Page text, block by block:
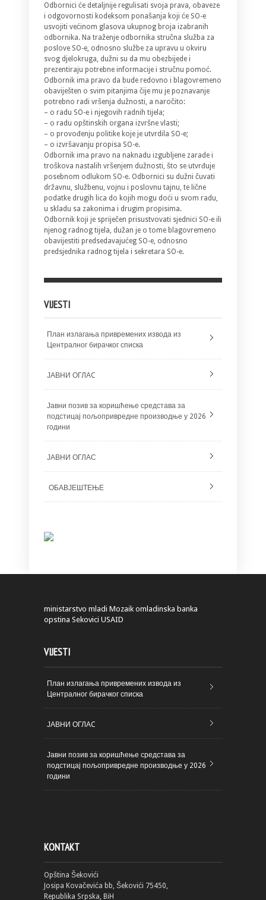
Odbornici će detaljnije regulisati svoja prava, obaveze
i odgovornosti kodeksom ponašanja koji će SO-e
usvojiti većinom glasova ukupnog broja izabranih
odbornika. Na traženje odbornika stručna služba za
poslove SO-e, odnosno službe za upravu u okviru
svog djelokruga, dužni su da mu obezbijede i
prezentiraju potrebne informacije i stručnu pomoć.
Odbornik ima pravo da bude redovno i blagovremeno
obaviješten o svim pitanjima čije mu je poznavanje
potrebno radi vršenja dužnosti, a naročito:
– o radu SO-e i njegovih radnih tijela;
– o radu opštinskih organa izvršne vlasti;
– o provođenju politike koje je utvrdila SO-e;
– o izvršavanju propisa SO-e.
Odbornik ima pravo na naknadu izgubljene zarade i
troškova nastalih vršenjem dužnosti, što se utvrđuje
posebnom odlukom SO-e. Odbornici su dužni čuvati
državnu, službenu, vojnu i poslovnu tajnu, te lične
podatke drugih lica do kojih mogu doći u svom radu,
u skladu sa zakonima i drugim propisima.
Odbornik koji je spriječen prisustvovati sjednici SO-e ili
njenog radnog tijela, dužan je o tome blagovremeno
obavijestiti predsedavajućeg SO-e, odnosno
predsjednika radnog tijela i sekretara SO-e.
VIJESTI
План излагања привремених извода из
Централног бирачког списка
ЈАВНИ ОГЛАC
Јавни позив за коришћење средстава за
подстицај пољопривредне производње у 2026
години
ЈАВНИ ОГЛАС
ОБАВЈЕШТЕЊЕ
ministarstvo mladi Mozaik omladinska banka
opstina Sekovici USAID
VIJESTI
План излагања привремених извода из
Централног бирачког списка
ЈАВНИ ОГЛАC
Јавни позив за коришћење средстава за
подстицај пољопривредне производње у 2026
години
KONTAKT
Opština Šekovići
Josipa Kovačevića bb, Šekovići 75450,
Republika Srpska, BiH